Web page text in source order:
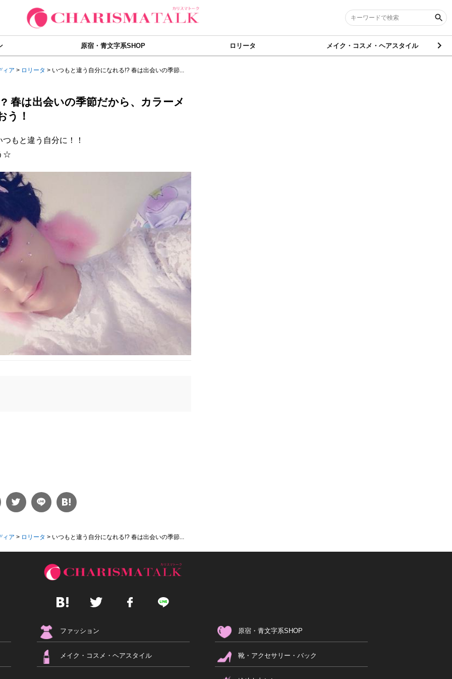
原宿・青文字系SHOP ロリータ メイク・コスメ・ヘアスタイル
ィア > ロリータ > いつもと違う自分になれる!? 春は出会いの季節...
春は出会いの季節だから、カラーメ
う！
もと違う自分に！！
☆
ィア > ロリータ > いつもと違う自分になれる!? 春は出会いの季節...
ファッション 原宿・青文字系SHOP
メイク・コスメ・ヘアスタイル 靴・アクセサリー・バック